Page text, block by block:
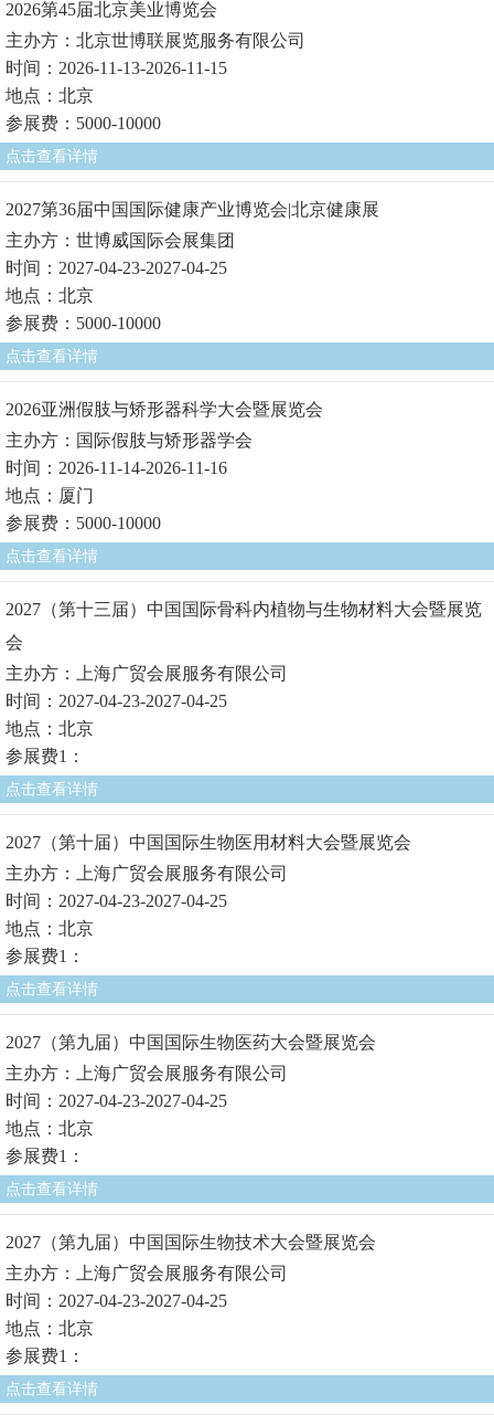
2026第45届北京美业博览会
主办方：北京世博联展览服务有限公司
时间：2026-11-13-2026-11-15
地点：北京
参展费：5000-10000
点击查看详情
2027第36届中国国际健康产业博览会|北京健康展
主办方：世博威国际会展集团
时间：2027-04-23-2027-04-25
地点：北京
参展费：5000-10000
点击查看详情
2026亚洲假肢与矫形器科学大会暨展览会
主办方：国际假肢与矫形器学会
时间：2026-11-14-2026-11-16
地点：厦门
参展费：5000-10000
点击查看详情
2027（第十三届）中国国际骨科内植物与生物材料大会暨展览
会
主办方：上海广贸会展服务有限公司
时间：2027-04-23-2027-04-25
地点：北京
参展费1：
点击查看详情
2027（第十届）中国国际生物医用材料大会暨展览会
主办方：上海广贸会展服务有限公司
时间：2027-04-23-2027-04-25
地点：北京
参展费1：
点击查看详情
2027（第九届）中国国际生物医药大会暨展览会
主办方：上海广贸会展服务有限公司
时间：2027-04-23-2027-04-25
地点：北京
参展费1：
点击查看详情
2027（第九届）中国国际生物技术大会暨展览会
主办方：上海广贸会展服务有限公司
时间：2027-04-23-2027-04-25
地点：北京
参展费1：
点击查看详情